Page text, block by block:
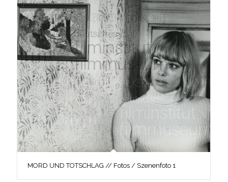
MORD UND TOTSCHLAG // Fotos / Szenenfoto 1